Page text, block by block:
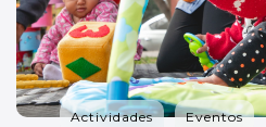
Actividades Eventos